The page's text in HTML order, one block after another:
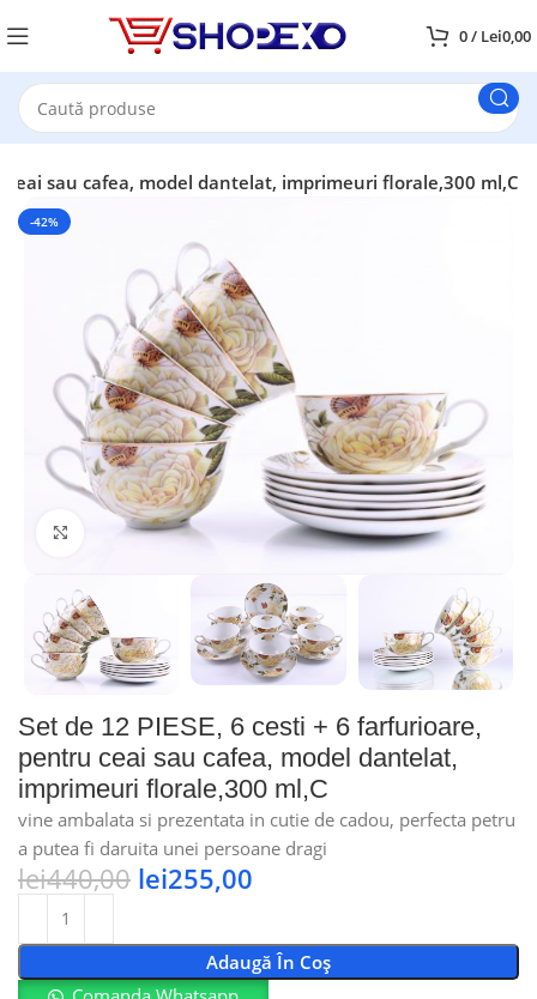
0/ Lei0,00
ceai sau cafea, model dantelat, imprimeuri florale,300 ml,C
-42%
Faceți click pentru a mări
Set de 12 PIESE, 6 cesti + 6 farfurioare,
pentru ceai sau cafea, model dantelat,
imprimeuri florale,300 ml,C
vine ambalata si prezentata in cutie de cadou, perfecta petru
a putea fi daruita unei persoane dragi
lei440,00 lei255,00
Adaugă În Coș